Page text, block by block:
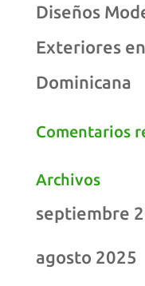
Diseños
Exteriores
Dominicana
Comentarios
Archivos
septiembre
agosto 2025